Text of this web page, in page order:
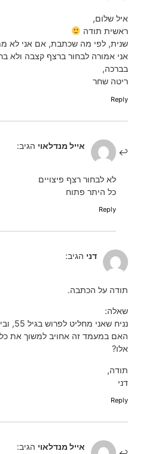
איל שלום,
ראשית תודה
שנית, לפי מה שכתבת, אם אני לא
אני אמורה לבחור ברצף קצבה ולא
בברכה,
ריטה שחר
Reply
אייל מנדלאוי הגיב:
לא לבחור רצף פיצויים
כל היתר פתוח
Reply
דני הגיב:
תודה על הכתבה.
שאלה:
נניח שאני מחליט לפרוש בגיל 55, ובידי רצף פיצויים של 15 שנה.
אלו?
תודה,
דני
Reply
אייל מנדלאוי הגיב: